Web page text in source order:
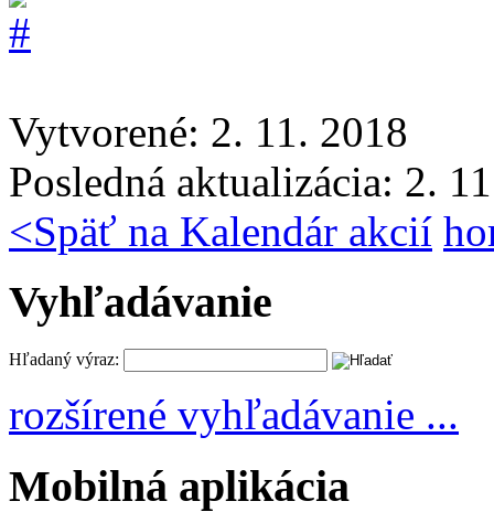
Vytvorené: 2. 11. 2018
Posledná aktualizácia: 2.
<Späť na Kalendár akcií
Vyhľadávanie
Hľadaný výraz:
rozšírené vyhľadávanie ...
Mobilná aplikácia